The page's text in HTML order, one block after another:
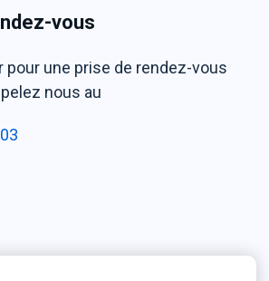
vous
pour une prise de rendez-vous
nous au